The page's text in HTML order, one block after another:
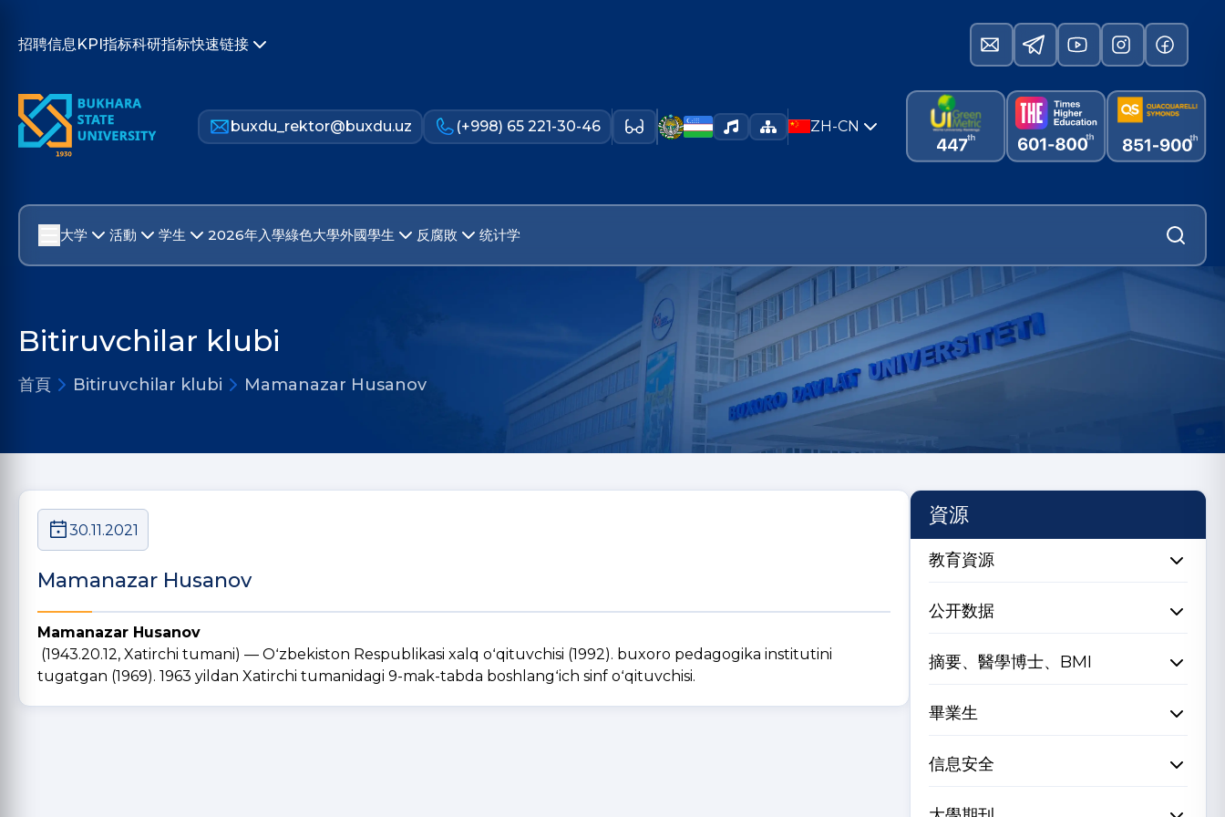
招聘信息KPI指标科研指标快速链接
buxdu_rektor@buxdu.uz (+998) 65 221-30-46 ZH-CN
大学 活動 学生 2026年入學綠色大學外國學生 反腐敗 统计学
Bitiruvchilar klubi
首頁 Bitiruvchilar klubi Mamanazar Husanov
30.11.2021
Mamanazar Husanov
Mamanazar Husanov
(1943.20.12, Xatirchi tumani) — Oʻzbekiston Respublikasi xalq oʻqituvchisi (1992). buxoro pedagogika institutini
tugatgan (1969). 1963 yildan Xatirchi tumanidagi 9-mak-tabda boshlangʻich sinf oʻqituvchisi.
資源
教育資源
公开数据
摘要、醫學博士、BMI
畢業生
信息安全